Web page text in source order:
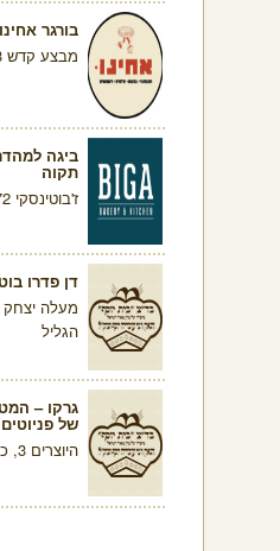
בורגר אחינו
מבצע קדש 3, אופקים
ביגה
תקוה
ז'בוטינסקי 72, פתח תקוה
דן פדרו
הגליל
גרקו –
של פניוטים
היוצרים 3, כפר סבא